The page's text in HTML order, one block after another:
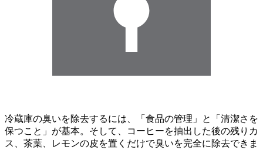
冷蔵庫の臭いを除去するには、「食品の管理」と「清潔さを
保つこと」が基本。そして、コーヒーを抽出した後の残りカ
ス、茶葉、レモンの皮を置くだけで臭いを完全に除去できま